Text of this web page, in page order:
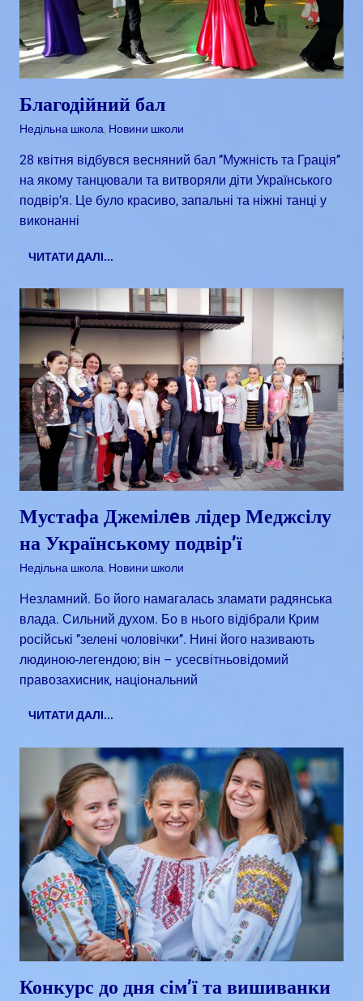
Благодійний бал
Квітень 30, 2018
admin
Недільна школа, Новини школи
28 квітня відбувся весняний бал ’’Мужність та Грація’’
на якому танцювали та витворяли діти Українського
подвір’я. Це було красиво, запальні та ніжні танці у
виконанні
ЧИТАТИ ДАЛІ...
Мустафа Джемілeв лідер Меджсілу
на Українському подвір’ї
Квітень 27, 2018
admin
Недільна школа, Новини школи
Незламний. Бо його намагалась зламати радянська
влада. Сильний духом. Бо в нього відібрали Крим
російські ’’зелені чоловічки’’. Нині його називають
людиною-легендою; він – усесвітньовідомий
правозахисник, національний
ЧИТАТИ ДАЛІ...
Конкурс до дня сім’ї та вишиванки